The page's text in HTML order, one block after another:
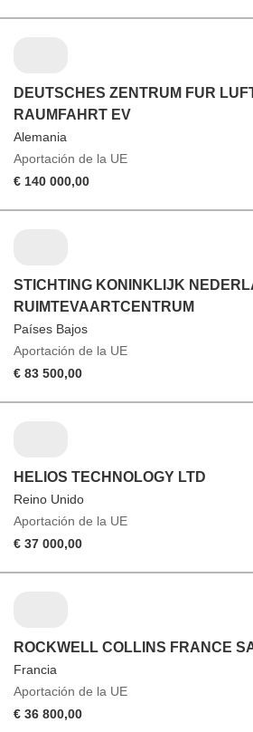
DEUTSCHES ZENTRUM FUR
RAUMFAHRT EV
Alemania
Aportación de la UE
€ 140 000,00
STICHTING KONINKLIJK
RUIMTEVAARTCENTRUM
Países Bajos
Aportación de la UE
€ 83 500,00
HELIOS TECHNOLOGY LTD
Reino Unido
Aportación de la UE
€ 37 000,00
ROCKWELL COLLINS FRANCE
Francia
Aportación de la UE
€ 36 800,00